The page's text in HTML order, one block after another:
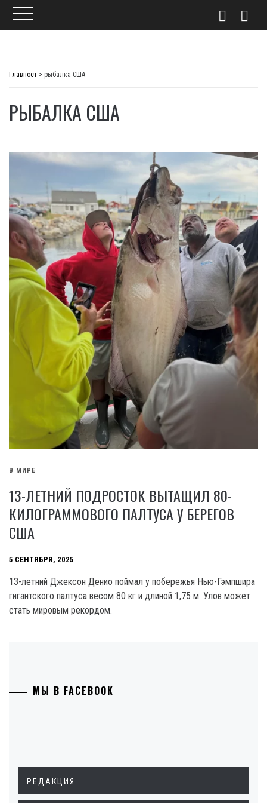
Главпост > рыбалка США
РЫБАЛКА США
В МИРЕ
13-ЛЕТНИЙ ПОДРОСТОК ВЫТАЩИЛ 80-
КИЛОГРАММОВОГО ПАЛТУСА У БЕРЕГОВ
США
5 СЕНТЯБРЯ, 2025
13-летний Джексон Денио поймал у побережья Нью-Гэмпшира
гигантского палтуса весом 80 кг и длиной 1,75 м. Улов может
стать мировым рекордом.
МЫ В FACEBOOK
РЕДАКЦИЯ